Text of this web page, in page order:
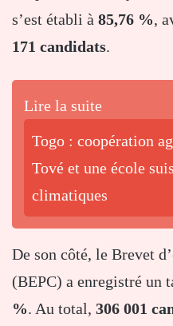
s’est établi à 85,76 %,
171 candidats.
Lire la suite
Togo : coopération
Tové et une école
climatiques
De son côté, le Brevet
(BEPC) a enregistré un
%. Au total, 306 001